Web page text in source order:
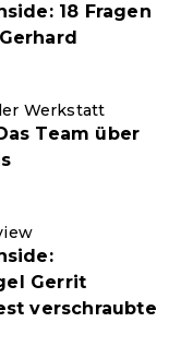
18 Fragen
Werkstatt
Team über
Gerrit
verschraubte